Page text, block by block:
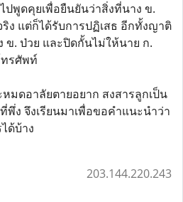
พูดคุยเพื่อยืนยันว่าสิ่งที่นาง ข.
ง แต่ก็ได้รับการปฏิเสธ อีกทั้งญาติ
ข. ป่วย และปิดกั้นไม่ให้นาย ก.
รศัพท์
หมดอาลัยตายอยาก สงสารลูกเป็น
พึ่ง จึงเรียนมาเพื่อขอคำแนะนำว่า
ด้บ้าง
203.144.220.243